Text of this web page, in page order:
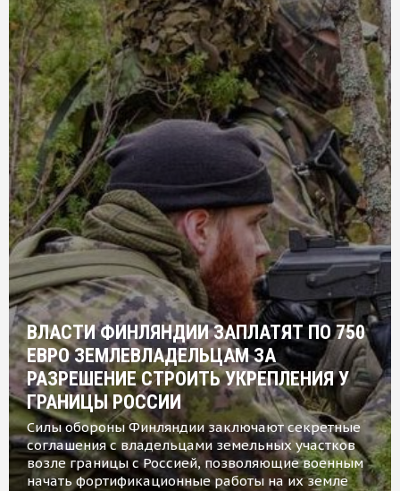
ВЛАСТИ ФИНЛЯНДИИ ЗАПЛАТЯТ ПО 750
ЕВРО ЗЕМЛЕВЛАДЕЛЬЦАМ ЗА
РАЗРЕШЕНИЕ СТРОИТЬ УКРЕПЛЕНИЯ У
ГРАНИЦЫ РОССИИ
Силы обороны Финляндии заключают секретные
соглашения с владельцами земельных участков
возле границы с Россией, позволяющие военным
начать фортификационные работы на их земле